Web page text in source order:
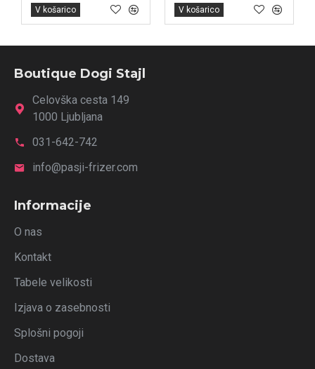
V košarico V košarico
Boutique Dogi Stajl
Celovška cesta 149
1000 Ljubljana
031-642-742
info@pasji-frizer.com
Informacije
O nas
Kontakt
Tabele velikosti
Izjava o zasebnosti
Splošni pogoji
Dostava